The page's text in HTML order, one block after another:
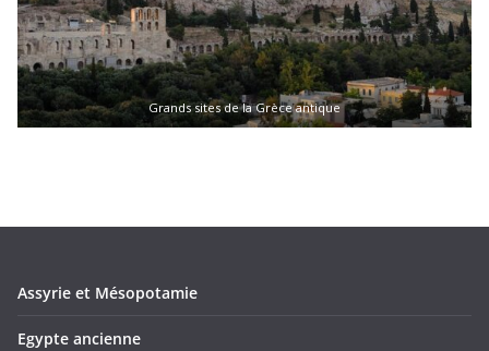
Grands sites de la Grèce antique
Assyrie et Mésopotamie
Egypte ancienne